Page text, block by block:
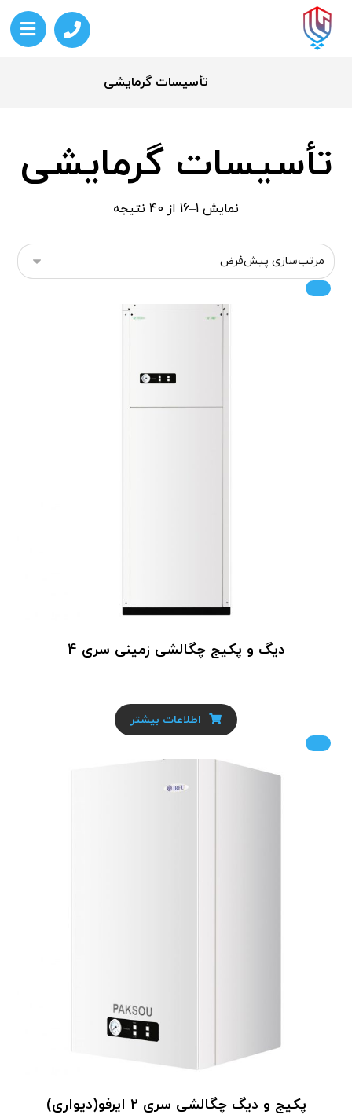
تأسیسات گرمایشی
تأسیسات گرمایشی
نمایش 1–16 از 40 نتیجه
دیگ و پکیج چگالشی زمینی سری 4
اطلاعات بیشتر
پکیج و دیگ چگالشی سری 2 ایرفو(دیواری)